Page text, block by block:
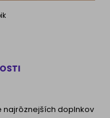
najrôznejších doplnkov